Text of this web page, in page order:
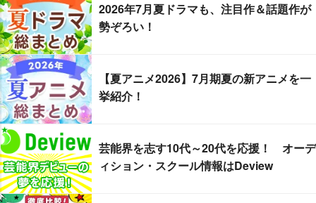
2026年7月夏ドラマも、注目作＆話題作が
勢ぞろい！
【夏アニメ2026】7月期夏の新アニメを一
挙紹介！
芸能界を志す10代～20代を応援！ オーデ
ィション・スクール情報はDeview